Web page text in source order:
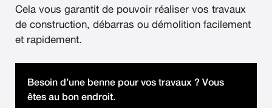
Cela vous garantit de pouvoir réaliser vos travaux
de construction, débarras ou démolition facilement
et rapidement.
Besoin d’une benne pour vos travaux ? Vous
êtes au bon endroit.